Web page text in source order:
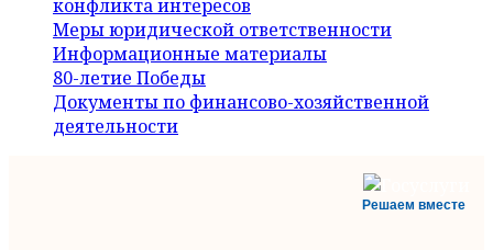
конфликта интересов
Меры юридической ответственности
Информационные материалы
80-летие Победы
Документы по финансово-хозяйственной
деятельности
Решаем вместе